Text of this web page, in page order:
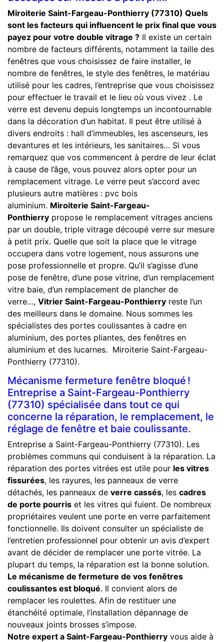
Miroiterie Saint-Fargeau-Ponthierry (77310) Quels
sont les facteurs qui influencent le prix final que vous
payez pour votre double vitrage ? Il existe un certain
nombre de facteurs différents, notamment la taille des
fenêtres que vous choisissez de faire installer, le
nombre de fenêtres, le style des fenêtres, le matériau
utilisé pour les cadres, l’entreprise que vous choisissez
pour effectuer le travail et le lieu où vous vivez . Le
verre est devenu depuis longtemps un incontournable
dans la décoration d’un habitat. Il peut être utilisé à
divers endroits : hall d’immeubles, les ascenseurs, les
devantures et les intérieurs, les sanitaires… Si vous
remarquez que vos commencent à perdre de leur éclat
à cause de l’âge, vous pouvez alors opter pour un
remplacement vitrage. Le verre peut s’accord avec
plusieurs autre matières : pvc bois
aluminium. Miroiterie Saint-Fargeau-
Ponthierry propose le remplacement vitrages anciens
par un double, triple vitrage découpé verre sur mesure
à petit prix. Quelle que soit la place que le vitrage
occupera dans votre logement, nous assurons une
pose professionnelle et propre. Qu’il s’agisse d’une
pose de fenêtre, d’une pose vitrine, d’un remplacement
vitre baie, d’un remplacement de plancher de
verre…, Vitrier Saint-Fargeau-Ponthierry reste l’un
des meilleurs dans le domaine. Nous sommes les
spécialistes des portes coulissantes à cadre en
aluminium, des portes pliantes, des fenêtres en
aluminium et des lucarnes. Miroiterie Saint-Fargeau-
Ponthierry (77310).
Mécanisme fermeture fenêtre bloqué !
Entreprise a Saint-Fargeau-Ponthierry
(77310) spécialisée dans tout ce qui
concerne la réparation, le remplacement, le
réglage de fenêtre et baie coulissante.
Entreprise a Saint-Fargeau-Ponthierry (77310). Les
problèmes communs qui conduisent à la réparation. La
réparation des portes vitrées est utile pour les vitres
fissurées, les rayures, les panneaux de verre
détachés, les panneaux de verre cassés, les cadres
de porte pourris et les vitres qui fuient. De nombreux
propriétaires veulent une porte en verre parfaitement
fonctionnelle. Ils doivent consulter un spécialiste de
l’entretien professionnel pour obtenir un avis d’expert
avant de décider de remplacer une porte vitrée. La
plupart du temps, la réparation est la bonne solution.
Le mécanisme de fermeture de vos fenêtres
coulissantes est bloqué. Il convient alors de
remplacer les roulettes. Afin de restituer une
étanchéité optimale, l’installation dépannage de
nouveaux joints brosses s’impose.
Notre expert a Saint-Fargeau-Ponthierry vous aide à